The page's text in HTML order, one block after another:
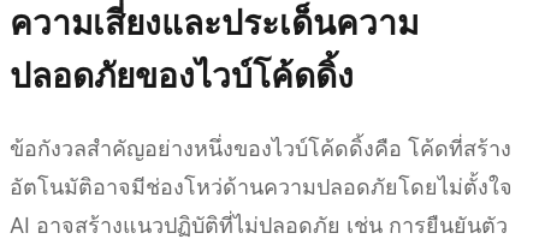
ความเสี่ยงและประเด็นความ
ปลอดภัยของไวบ์โค้ดดิ้ง
ข้อกังวลสำคัญอย่างหนึ่งของไวบ์โค้ดดิ้งคือ โค้ดที่สร้าง
อัตโนมัติอาจมีช่องโหว่ด้านความปลอดภัยโดยไม่ตั้งใจ
AI อาจสร้างแนวปฏิบัติที่ไม่ปลอดภัย เช่น การยืนยันตัว